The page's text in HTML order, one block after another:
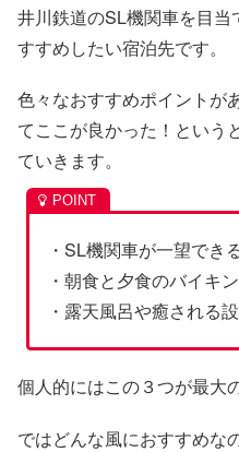
井川鉄道のSL機関車を目
すすめしたい宿泊先です。
色々なおすすめポイントが
てここが良かった！という
ていきます。
・SL機関車が一望でき
・朝食と夕食のバイキ
・露天風呂や癒される
個人的にはこの３つが最大
ではどんな風におすすめな